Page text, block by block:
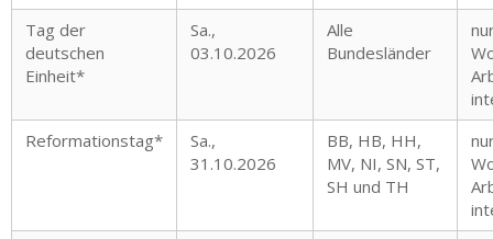
Tag der
deutschen
Einheit*
Sa.,
03.10.2026
Alle
Bundesländer
Reformationstag*
Sa.,
31.10.2026
BB, HB, HH,
MV, NI, SN, ST,
SH und TH